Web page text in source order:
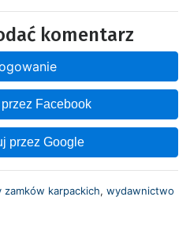
komentarz
przez Facebook
przez Google
zamków karpackich, wydawnictwo